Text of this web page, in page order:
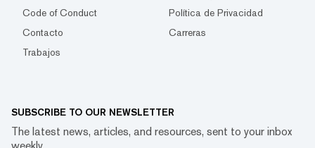
Code of Conduct
Política de Privacidad
Contacto
Carreras
Trabajos
SUBSCRIBE TO OUR NEWSLETTER
The latest news, articles, and resources, sent to your inbox